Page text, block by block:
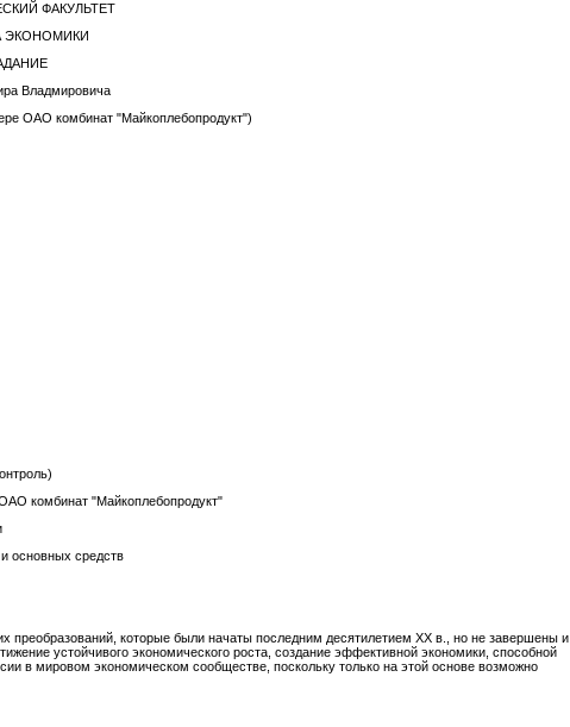
ФАКУЛЬТЕТ
ЭКОНОМИКИ
Владмировича
ОАО комбинат "Майкоплебопродукт")
комбинат "Майкоплебопродукт"
основных средств
преобразований, которые были начаты последним десятилетием XX в., но не завершены и
устойчивого экономического роста, создание эффективной экономики, способной
в мировом экономическом сообществе, поскольку только на этой основе возможно